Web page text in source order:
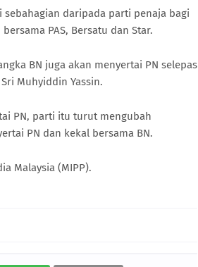
daripada parti penaja bagi
PAS, Bersatu dan Star.
BN juga akan menyertai PN selepas
Muhyiddin Yassin.
PN, parti itu turut mengubah
PN dan kekal bersama BN.
Malaysia (MIPP).